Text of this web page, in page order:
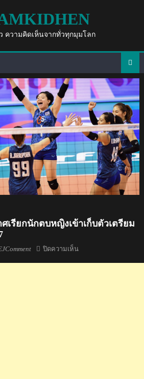
ความคิดเห็นจากทั่วทุกมุมโลก
เรียกนักตบหญิงเข้าเก็บตัวเตรียม
ปิดความเห็นบน